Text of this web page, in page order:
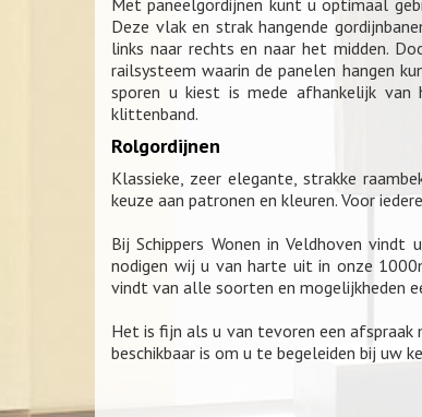
Met paneelgordijnen kunt u optimaal
Deze vlak en strak hangende
links naar rechts en naar het midden.
railsysteem waarin de panelen hangen
sporen u kiest is mede afhankelijk van
klittenband.
Rolgordijnen
Klassieke, zeer elegante, strakke
keuze aan patronen en kleuren. Voor
Bij Schippers Wonen in Veldhoven vindt
nodigen wij u van harte uit in onze
vindt van alle soorten en mogelijkheden
Het is fijn als u van tevoren een
beschikbaar is om u te begeleiden bij uw